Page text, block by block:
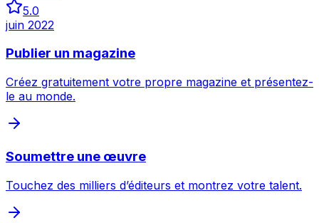
5.0
juin 2022
Publier un magazine
Créez gratuitement votre propre magazine et présentez-
le au monde.
Soumettre une œuvre
Touchez des milliers d’éditeurs et montrez votre talent.